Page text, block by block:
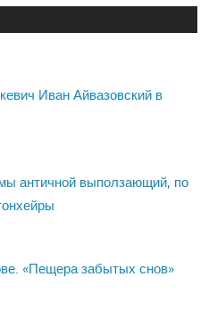
Иван Айвазовский в
античной выползающий, по
«Пещера забытых снов»